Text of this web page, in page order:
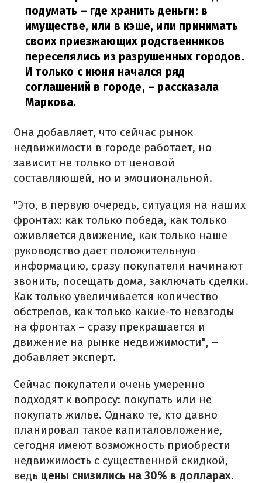
подумать – где хранить деньги: в
имуществе, или в кэше, или принимать
своих приезжающих родственников
переселялись из разрушенных городов.
И только с июня начался ряд
соглашений в городе, – рассказала
Маркова.
Она добавляет, что сейчас рынок
недвижимости в городе работает, но
зависит не только от ценовой
составляющей, но и эмоциональной.
"Это, в первую очередь, ситуация на наших
фронтах: как только победа, как только
оживляется движение, как только наше
руководство дает положительную
информацию, сразу покупатели начинают
звонить, посещать дома, заключать сделки.
Как только увеличивается количество
обстрелов, как только какие-то невзгоды
на фронтах – сразу прекращается и
движение на рынке недвижимости", –
добавляет эксперт.
Сейчас покупатели очень умеренно
подходят к вопросу: покупать или не
покупать жилье. Однако те, кто давно
планировал такое капиталовложение,
сегодня имеют возможность приобрести
недвижимость с существенной скидкой,
ведь цены снизились на 30% в долларах.